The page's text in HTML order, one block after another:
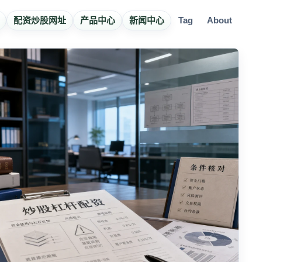
配资炒股网址 产品中心 新闻中心 Tag About